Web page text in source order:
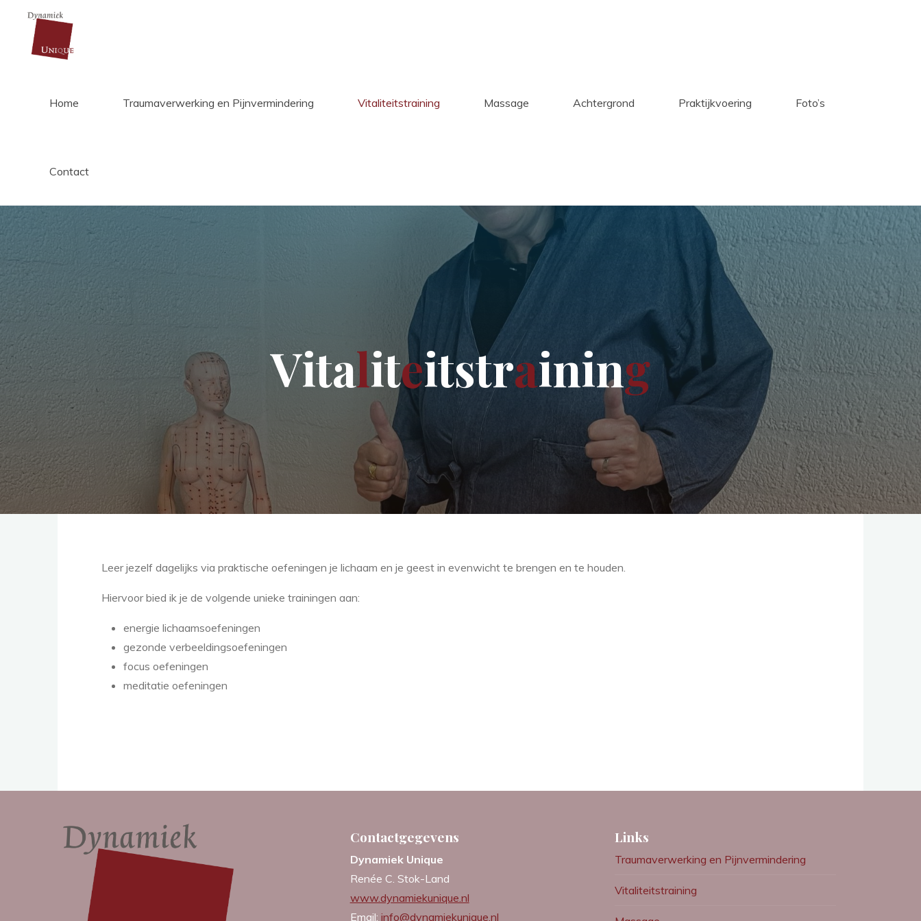
Unique
Home Traumaverwerking en Pijnvermindering Vitaliteitstraining Massage Achtergrond Praktijkvoering Foto’s
Contact
Vitaliteitstraining
Leer jezelf dagelijks via praktische oefeningen je lichaam en je geest in evenwicht te brengen en te houden.
Hiervoor bied ik je de volgende unieke trainingen aan:
energie lichaamsoefeningen
gezonde verbeeldingsoefeningen
focus oefeningen
meditatie oefeningen
Contactgegevens
Dynamiek Unique
Renée C. Stok-Land
www.dynamiekunique.nl
Email: info@dynamiekunique.nl
Links
Traumaverwerking en Pijnvermindering
Vitaliteitstraining